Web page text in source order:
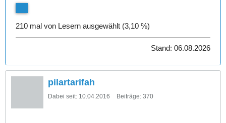
210 mal von Lesern ausgewählt (3,10 %)
Stand: 06.08.2026
pilartarifah
Dabei seit: 10.04.2016 Beiträge: 370